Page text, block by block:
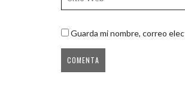
Guarda mi nombre, correo